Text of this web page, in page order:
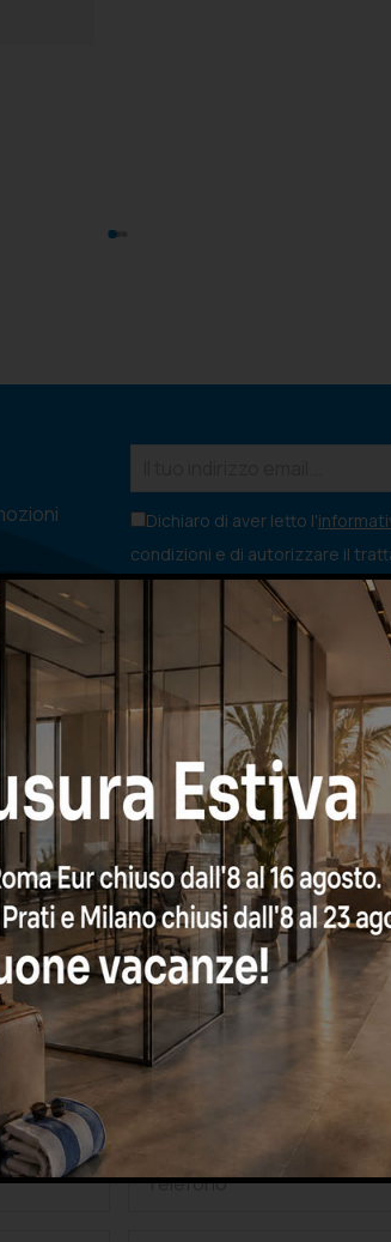
Dichiaro di aver letto l'
condizioni e di autorizzare il
rispetto del GDPR.
CHIAMA ORA
oppure
consulenza